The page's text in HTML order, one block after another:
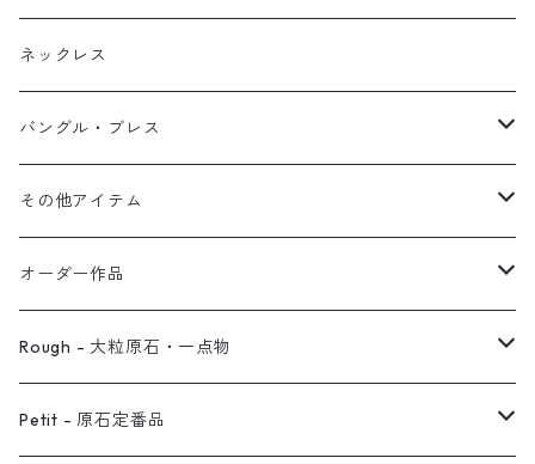
ブレス
オブジェ
イヤーカフ
フープ
植物イヤーカフ
ぶら下がりイヤーカフ
2連イヤーカフ
イヤリング対応
ノンホールピアス
オーダー用ページ
ネックレス
バングル・ブレス
ブレスレット
バングル
その他アイテム
ブローチ
ヘアアクセサリー
オーダー作品
リング
ネックレス
Rough - 大粒原石・一点物
ピアス
Petit - 原石定番品